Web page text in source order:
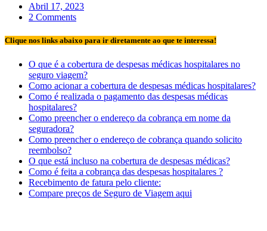
Abril 17, 2023
2 Comments
Clique nos links abaixo para ir diretamente ao que te interessa!
O que é a cobertura de despesas médicas hospitalares no
seguro viagem?
Como acionar a cobertura de despesas médicas hospitalares?
Como é realizada o pagamento das despesas médicas
hospitalares?
Como preencher o endereço da cobrança em nome da
seguradora?
Como preencher o endereço de cobrança quando solicito
reembolso?
O que está incluso na cobertura de despesas médicas?
Como é feita a cobrança das despesas hospitalares ?
Recebimento de fatura pelo cliente:
Compare preços de Seguro de Viagem aqui